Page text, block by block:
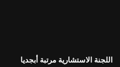
اللجنة الاستشارية مرتبة أبجديا